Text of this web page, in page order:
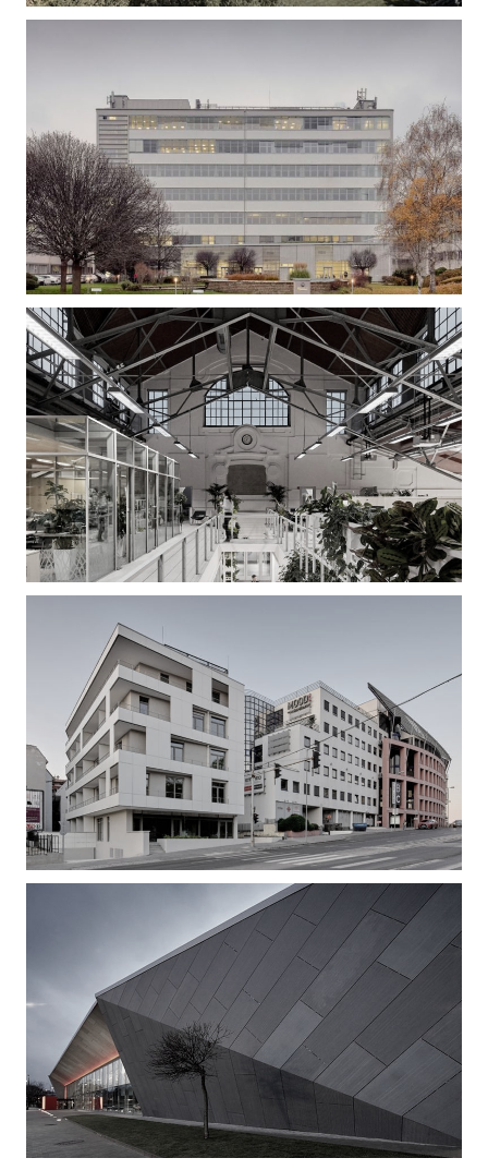
Gizella Loft – Irodaépület felújítás